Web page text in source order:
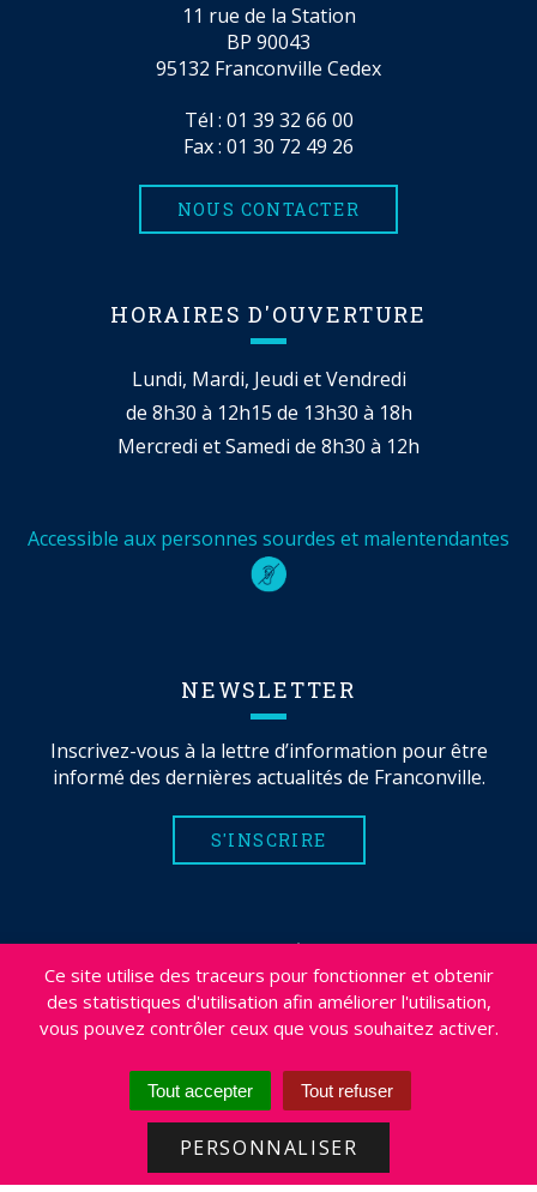
Ce site utilise des traceurs pour fonctionner et obtenir
des statistiques d'utilisation afin améliorer l'utilisation,
vous pouvez contrôler ceux que vous souhaitez activer.
Tout accepter Tout refuser
PERSONNALISER
11 rue de la Station
BP 90043
95132 Franconville Cedex
Tél : 01 39 32 66 00
Fax : 01 30 72 49 26
NOUS CONTACTER
HORAIRES D'OUVERTURE
Lundi, Mardi, Jeudi et Vendredi
de 8h30 à 12h15 de 13h30 à 18h
Mercredi et Samedi de 8h30 à 12h
Accessible aux personnes sourdes et malentendantes
NEWSLETTER
Inscrivez-vous à la lettre d’information pour être
informé des dernières actualités de Franconville.
S'INSCRIRE
MENTIONS LÉGALES
PLAN DU SITE
CRÉDITS
PROJETS
DÉSABONNEMENT NEWSLETTER
ACCESSIBILITÉ : NON CONFORME